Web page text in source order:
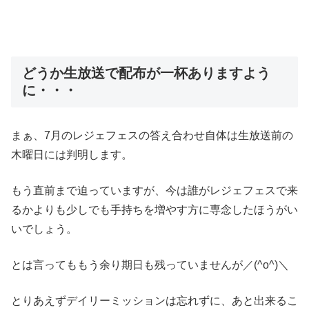
どうか生放送で配布が一杯ありますよう
に・・・
まぁ、7月のレジェフェスの答え合わせ自体は生放送前の
木曜日には判明します。
もう直前まで迫っていますが、今は誰がレジェフェスで来
るかよりも少しでも手持ちを増やす方に専念したほうがい
いでしょう。
とは言ってももう余り期日も残っていませんが／(^o^)＼
とりあえずデイリーミッションは忘れずに、あと出来るこ